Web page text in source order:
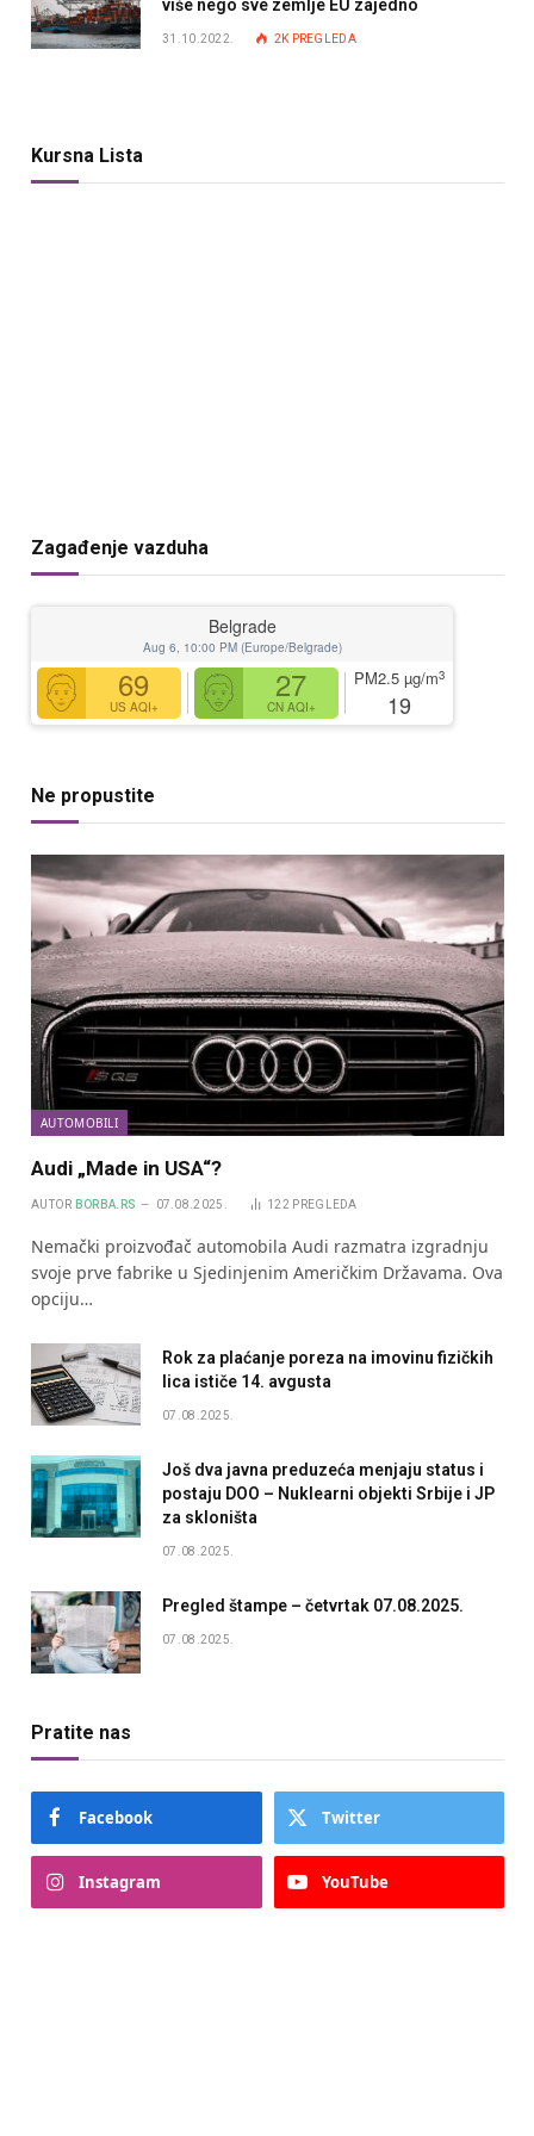
više nego sve zemlje EU zajedno
31.10.2022. 2K PREGLEDA
Kursna Lista
Zagađenje vazduha
Belgrade
Aug 6, 10:00 PM (Europe/Belgrade)
69
US AQI+
27
CN AQI+
PM2.5 µg/m3
19
Ne propustite
AUTOMOBILI
Audi „Made in USA“?
AUTOR BORBA.RS 07.08.2025. 122 PREGLEDA
Nemački proizvođač automobila Audi razmatra izgradnju
svoje prve fabrike u Sjedinjenim Američkim Državama. Ova
opciju…
Rok za plaćanje poreza na imovinu fizičkih
lica ističe 14. avgusta
07.08.2025.
Još dva javna preduzeća menjaju status i
postaju DOO – Nuklearni objekti Srbije i JP
za skloništa
07.08.2025.
Pregled štampe – četvrtak 07.08.2025.
07.08.2025.
Pratite nas
Facebook Twitter
Instagram YouTube